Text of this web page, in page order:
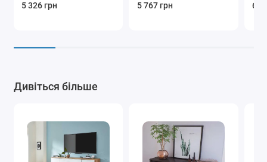
5 326 грн 5 767 грн 6
Дивіться більше